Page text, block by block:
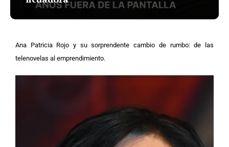
Ana Patricia Rojo y su sorprendente cambio de rumbo: de las
telenovelas al emprendimiento.